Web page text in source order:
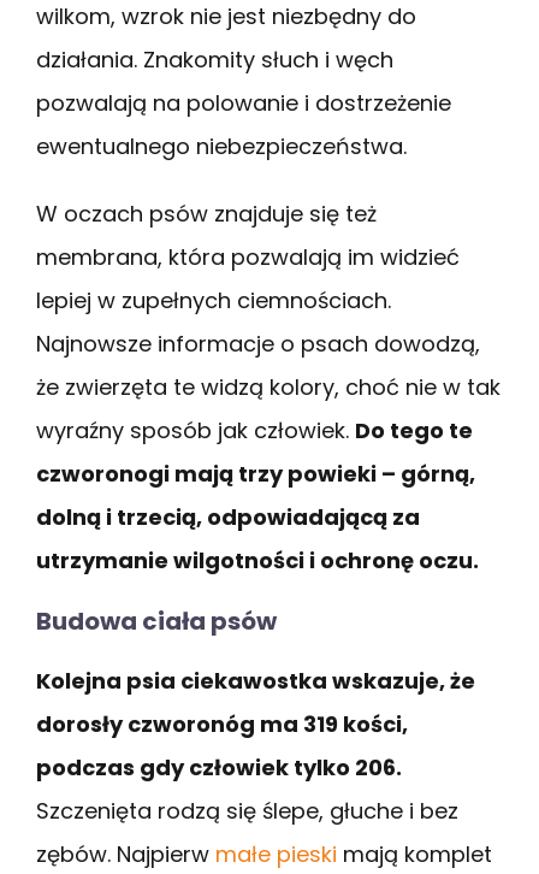
wilkom, wzrok nie jest niezbędny do
działania. Znakomity słuch i węch
pozwalają na polowanie i dostrzeżenie
ewentualnego niebezpieczeństwa.
W oczach psów znajduje się też
membrana, która pozwalają im widzieć
lepiej w zupełnych ciemnościach.
Najnowsze informacje o psach dowodzą,
że zwierzęta te widzą kolory, choć nie w tak
wyraźny sposób jak człowiek. Do tego te
czworonogi mają trzy powieki – górną,
dolną i trzecią, odpowiadającą za
utrzymanie wilgotności i ochronę oczu.
Budowa ciała psów
Kolejna psia ciekawostka wskazuje, że
dorosły czworonóg ma 319 kości,
podczas gdy człowiek tylko 206.
Szczenięta rodzą się ślepe, głuche i bez
zębów. Najpierw małe pieski mają komplet